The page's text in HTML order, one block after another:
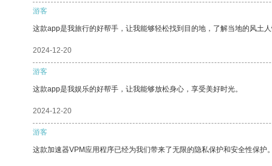
游客
这款app是我旅行的好帮手，让我能够轻松找到目的地，了解当地的风土人
2024-12-20
游客
这款app是我娱乐的好帮手，让我能够放松身心，享受美好时光。
2024-12-20
游客
这款加速器VPM应用程序已经为我们带来了无限的隐私保护和安全性保护。